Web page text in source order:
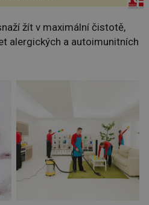
žít v maximální čistotě,
alergických a autoimunitních